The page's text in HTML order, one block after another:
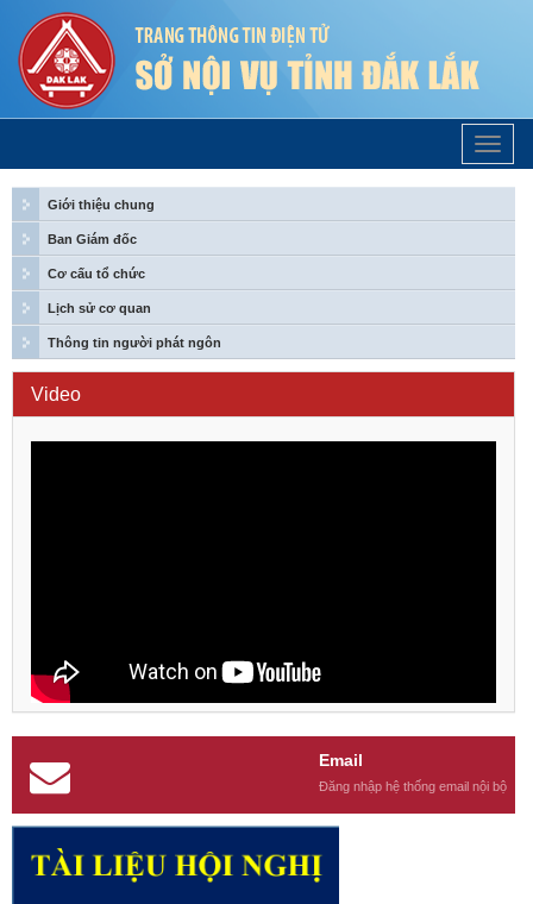
Trang
Chủ
Giới thiệu chung
Ban Giám đốc
Cơ cấu tổ chức
Lịch sử cơ quan
Thông tin người phát ngôn
Video
Email
Đăng nhập hệ thống email nội bộ